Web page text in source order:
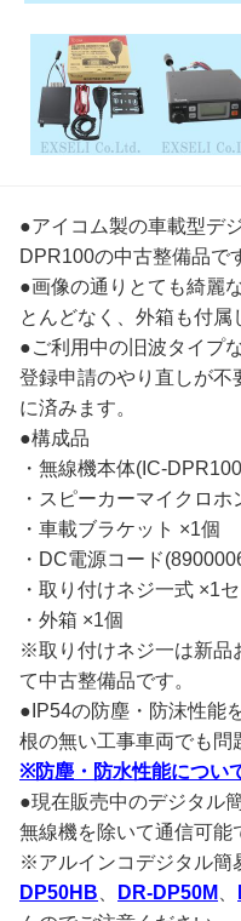
●アイコム製の車載型デ
DPR100の中古整備品で
●画像の通りとても綺麗
とんどなく、外箱も付属
●ご利用中の旧波タイプ
登録申請のやり直しが不
に済みます。
●構成品
・無線機本体(IC-
・スピーカーマイクロ
・車載ブラケット ×1個
・DC電源コード
・取り付けネジ一式 ×1
・外箱 ×1個
※取り付けネジ一は新品
て中古整備品です。
●IP54の防塵・防沫性能
根の無い工事車両でも問
※防塵・防水性能につい
●現在販売中のデジタル
無線機を除いて通信可能
※アルインコデジタル簡
DP50HB
DR-DP50M